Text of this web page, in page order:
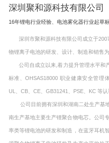
深圳聚和源科技有限公司
16年锂电行业经验、电池雾化器行业起草
深圳市聚和源科技有限公司成立于2007
物锂离子电池的研发、设计、制造和销售
公司自成立以来,着力提升管理水平和产
标准、OHSAS18000 职业健康安全管理
UL、CB、CE、GB31241、PSE、KC 等认
公司目前拥有深圳和湖南二处生产基地
南生产基地主要生产锂聚合物电芯。公司
率类等锂电池的研发和制造，在蓝牙耳机